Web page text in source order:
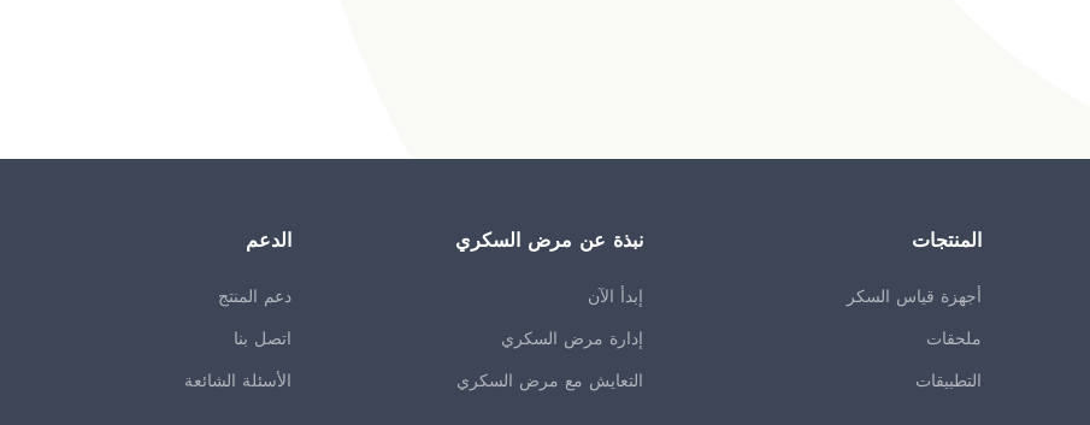
المنتجات
أجهزة قياس السكر
ملحقات
التطبيقات
نبذة عن مرض السكري
إبدأ الآن
إدارة مرض السكري
التعايش مع مرض السكري
الدعم
دعم المنتج
اتصل بنا
الأسئلة الشائعة